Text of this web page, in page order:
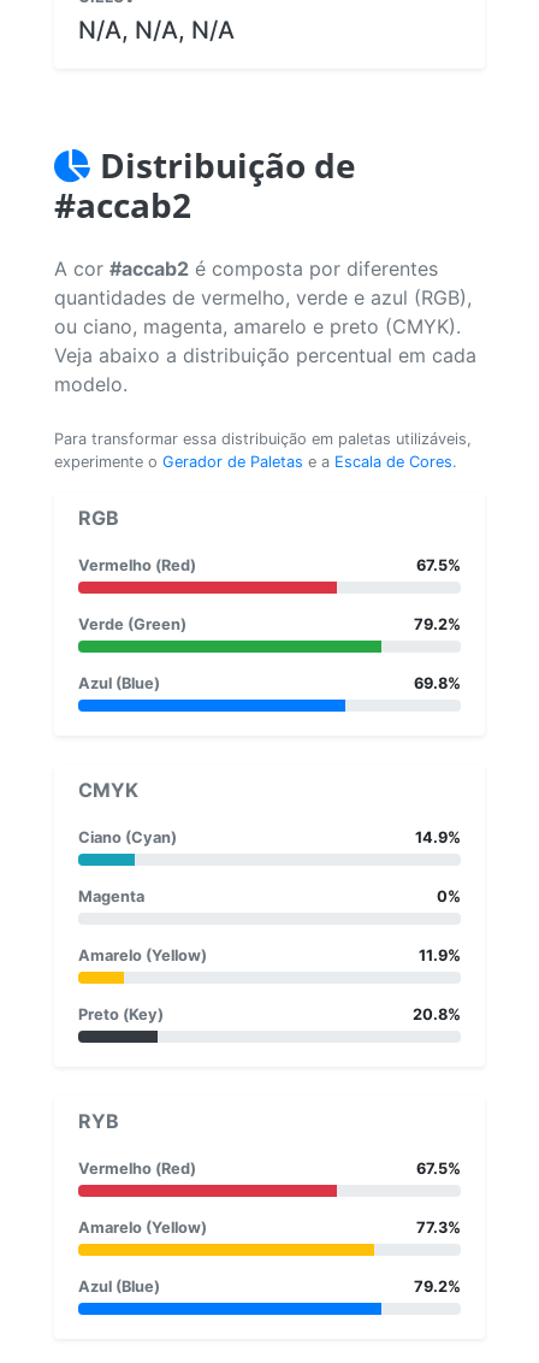
N/A, N/A, N/A
Distribuição de
#accab2
A cor #accab2 é composta por diferentes
quantidades de vermelho, verde e azul (RGB),
ou ciano, magenta, amarelo e preto (CMYK).
Veja abaixo a distribuição percentual em cada
modelo.
Para transformar essa distribuição em paletas utilizáveis,
experimente o Gerador de Paletas e a Escala de Cores.
RGB
Vermelho (Red) 67.5%
Verde (Green) 79.2%
Azul (Blue) 69.8%
CMYK
Ciano (Cyan) 14.9%
Magenta 0%
Amarelo (Yellow) 11.9%
Preto (Key) 20.8%
RYB
Vermelho (Red) 67.5%
Amarelo (Yellow) 77.3%
Azul (Blue) 79.2%